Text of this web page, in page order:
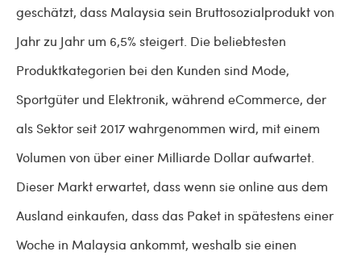
geschätzt, dass Malaysia sein Bruttosozialprodukt von
Jahr zu Jahr um 6,5% steigert. Die beliebtesten
Produktkategorien bei den Kunden sind Mode,
Sportgüter und Elektronik, während eCommerce, der
als Sektor seit 2017 wahrgenommen wird, mit einem
Volumen von über einer Milliarde Dollar aufwartet.
Dieser Markt erwartet, dass wenn sie online aus dem
Ausland einkaufen, dass das Paket in spätestens einer
Woche in Malaysia ankommt, weshalb sie einen